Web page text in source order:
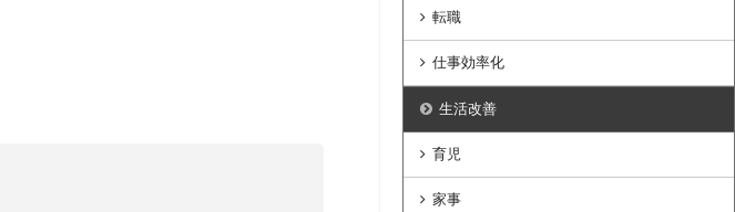
転職
仕事効率化
生活改善
育児
家事